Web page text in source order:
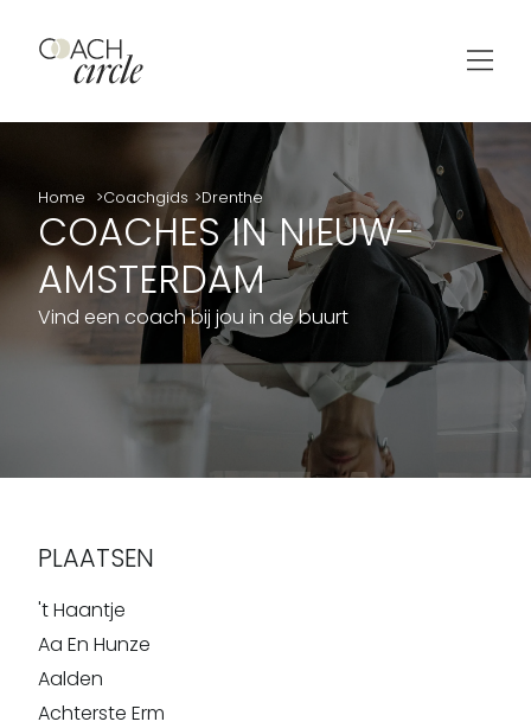
Home Coachgids Drenthe
COACHES IN NIEUW-
AMSTERDAM
Vind een coach bij jou in de buurt
PLAATSEN
't Haantje
Aa En Hunze
Aalden
Achterste Erm